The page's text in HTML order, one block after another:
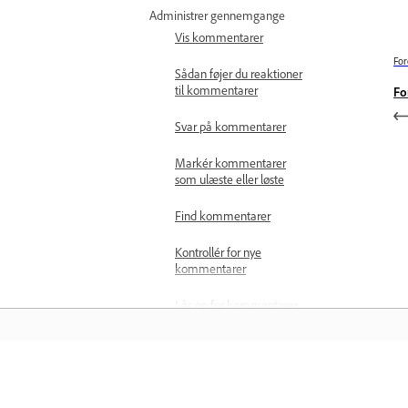
Administrer gennemgange
Vis kommentarer
Sådan føjer du reaktioner
til kommentarer
Svar på kommentarer
Markér kommentarer
som ulæste eller løste
Find kommentarer
Kontrollér for nye
kommentarer
Lås op for kommentarer